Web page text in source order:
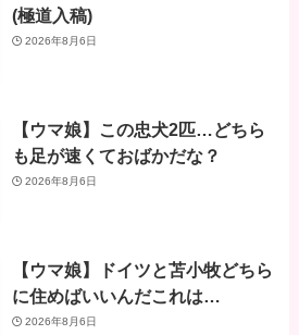
(極道入稿)
2026年8月6日
【ウマ娘】この忠犬2匹…どちら
も足が速くておばかだな？
2026年8月6日
【ウマ娘】ドイツと苫小牧どちら
に住めばいいんだこれは…
2026年8月6日